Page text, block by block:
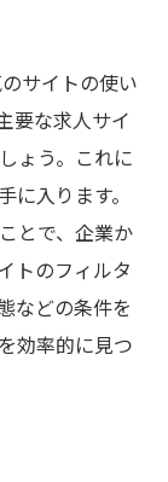
サイトの使い
要な求人サイ
ょう。これに
入ります。
とで、企業か
トのフィルタ
などの条件を
効率的に見つ